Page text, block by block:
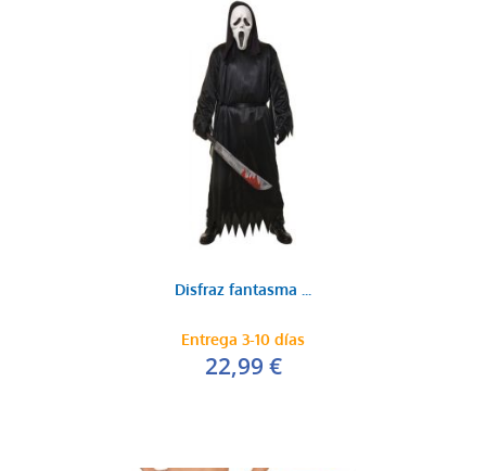
Disfraz fantasma ...
Entrega 3-10 días
22,99 €